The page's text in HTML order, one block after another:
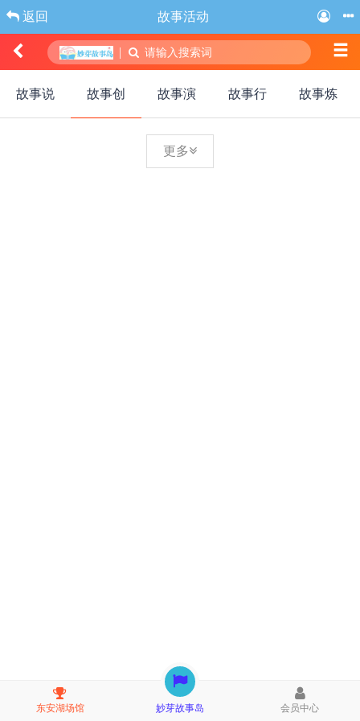
返回 故事活动
| 请输入搜索词
故事说 故事创 故事演 故事行 故事炼
更多
东安湖场馆 妙芽故事岛 会员中心